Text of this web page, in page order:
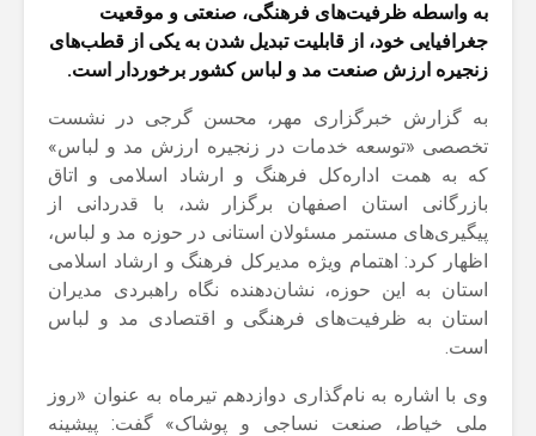
به واسطه ظرفیت‌های فرهنگی، صنعتی و موقعیت
جغرافیایی خود، از قابلیت تبدیل شدن به یکی از قطب‌های
زنجیره ارزش صنعت مد و لباس کشور برخوردار است.
به گزارش خبرگزاری مهر، محسن گرجی در نشست
تخصصی «توسعه خدمات در زنجیره ارزش مد و لباس»
که به همت اداره‌کل فرهنگ و ارشاد اسلامی و اتاق
بازرگانی استان اصفهان برگزار شد، با قدردانی از
پیگیری‌های مستمر مسئولان استانی در حوزه مد و لباس،
اظهار کرد: اهتمام ویژه مدیرکل فرهنگ و ارشاد اسلامی
استان به این حوزه، نشان‌دهنده نگاه راهبردی مدیران
استان به ظرفیت‌های فرهنگی و اقتصادی مد و لباس
است.
وی با اشاره به نام‌گذاری دوازدهم تیرماه به عنوان «روز
ملی خیاط، صنعت نساجی و پوشاک» گفت: پیشینه